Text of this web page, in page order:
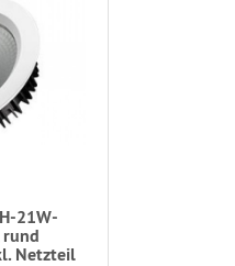
21W-
Netzteil